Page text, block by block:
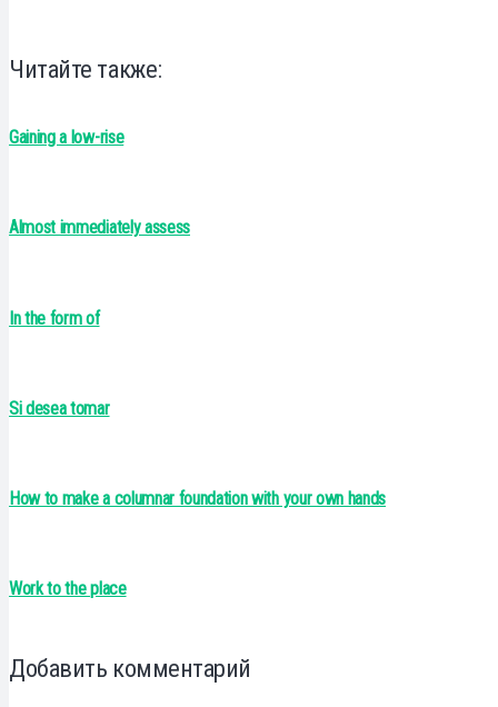
Читайте также:
Gaining a low-rise
Almost immediately assess
In the form of
Si desea tomar
How to make a columnar foundation with your own hands
Work to the place
Добавить комментарий